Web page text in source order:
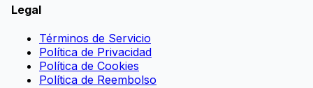
Legal
Términos de Servicio
Política de Privacidad
Política de Cookies
Política de Reembolso